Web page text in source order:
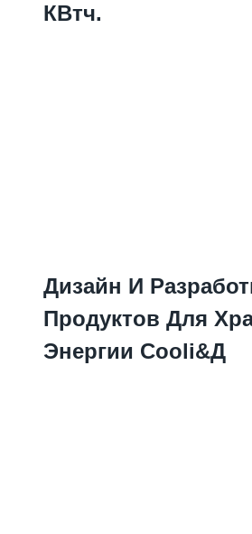
КВтч.
Дизайн И
Продуктов Для
Энергии Cooli&Д